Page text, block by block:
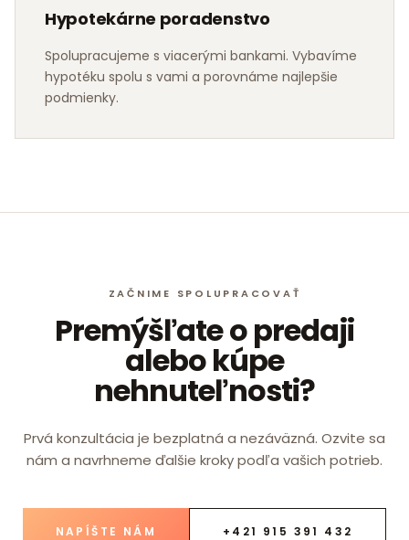
Hypotekárne poradenstvo
Spolupracujeme s viacerými bankami. Vybavíme
hypotéku spolu s vami a porovnáme najlepšie
podmienky.
ZAČNIME SPOLUPRACOVAŤ
Premýšľate o predaji
alebo kúpe
nehnuteľnosti?
Prvá konzultácia je bezplatná a nezáväzná. Ozvite sa
nám a navrhneme ďalšie kroky podľa vašich potrieb.
NAPÍŠTE NÁM +421 915 391 432